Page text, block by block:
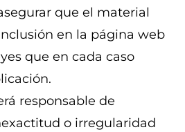
que el material
en la página web
que en cada caso
responsable de
o irregularidad